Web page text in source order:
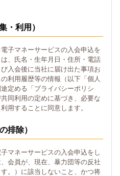
・利用）
子マネーサービスの入会申込を
、氏名・生年月日・住所・電話
入会後に当社に届け出た事項お
利用履歴等の情報（以下「個人
定める「プライバシーポリシ
同利用の定めに基づき、必要な
用することに同意します。
排除）
マネーサービスの入会申込をし
会員が、現在、暴力団等の反社
。）に該当しないこと、かつ将